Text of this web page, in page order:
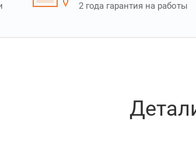
2 года гарантия на работы